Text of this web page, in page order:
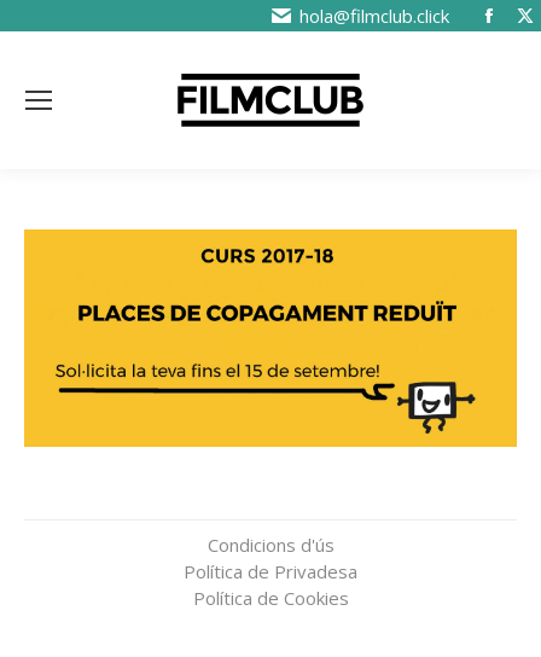
hola@filmclub.click
Condicions d'ús
Política de Privadesa
Política de Cookies